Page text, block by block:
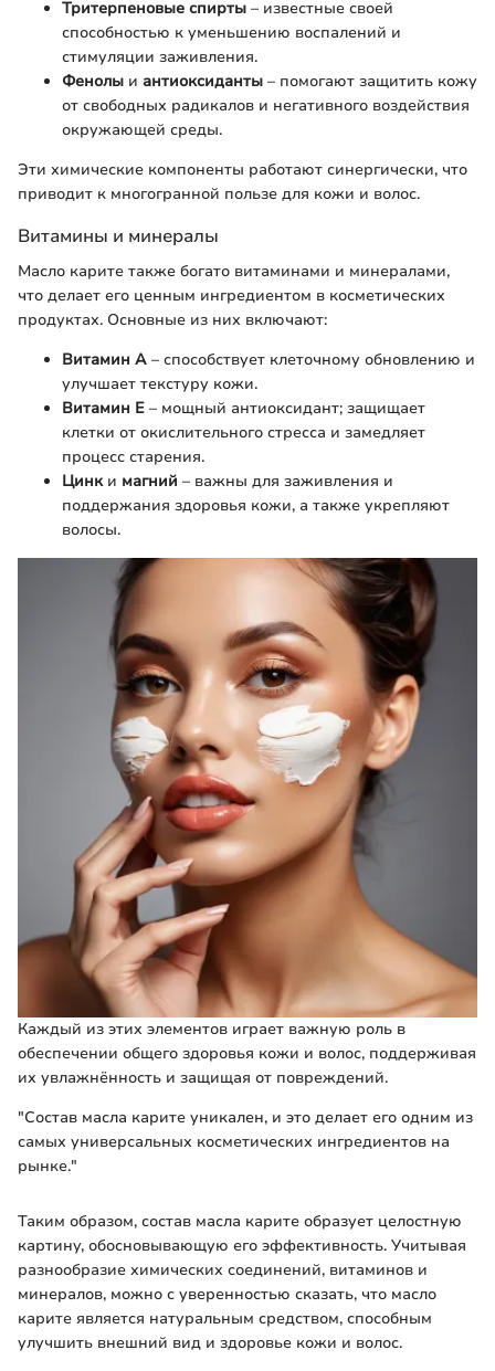
Тритерпеновые спирты – известные своей
способностью к уменьшению воспалений и
стимуляции заживления.
Фенолы и антиоксиданты – помогают защитить кожу
от свободных радикалов и негативного воздействия
окружающей среды.
Эти химические компоненты работают синергически, что
приводит к многогранной пользе для кожи и волос.
Витамины и минералы
Масло карите также богато витаминами и минералами,
что делает его ценным ингредиентом в косметических
продуктах. Основные из них включают:
Витамин A – способствует клеточному обновлению и
улучшает текстуру кожи.
Витамин E – мощный антиоксидант; защищает
клетки от окислительного стресса и замедляет
процесс старения.
Цинки магний – важны для заживления и
поддержания здоровья кожи, а также укрепляют
волосы.
Каждый из этих элементов играет важную роль в
обеспечении общего здоровья кожи и волос, поддерживая
их увлажнённость и защищая от повреждений.
"Состав масла карите уникален, и это делает его одним из
самых универсальных косметических ингредиентов на
рынке."
Таким образом, состав масла карите образует целостную
картину, обосновывающую его эффективность. Учитывая
разнообразие химических соединений, витаминов и
минералов, можно с уверенностью сказать, что масло
карите является натуральным средством, способным
улучшить внешний вид и здоровье кожи и волос.